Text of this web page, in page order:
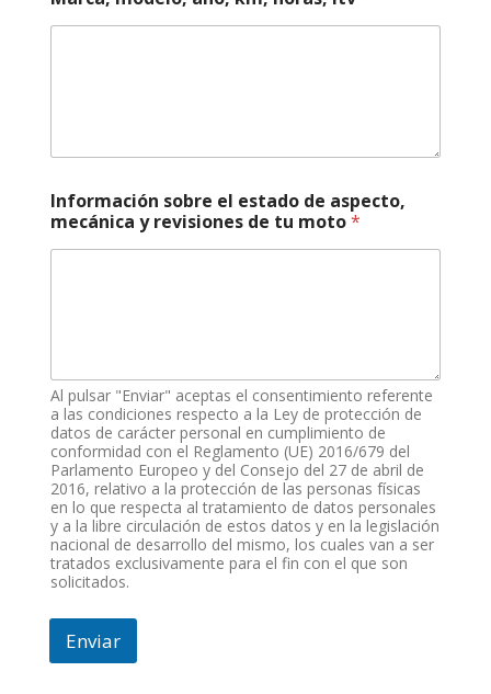
Información sobre el estado de aspecto,
mecánica y revisiones de tu moto*
Al pulsar "Enviar" aceptas el consentimiento referente
a las condiciones respecto a la Ley de protección de
datos de carácter personal en cumplimiento de
conformidad con el Reglamento (UE) 2016/679 del
Parlamento Europeo y del Consejo del 27 de abril de
2016, relativo a la protección de las personas físicas
en lo que respecta al tratamiento de datos personales
y a la libre circulación de estos datos y en la legislación
nacional de desarrollo del mismo, los cuales van a ser
tratados exclusivamente para el fin con el que son
solicitados.
Enviar